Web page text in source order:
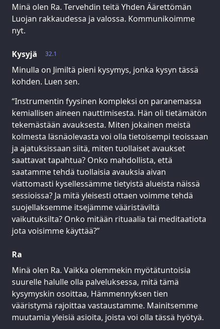
Minä olen Ra. Tervehdin teitä Yhden Äärettömän
Luojan rakkaudessa ja valossa. Kommunikoimme
nyt.
32.1
Kysyjä
Minulla on Jimiltä pieni kysymys, jonka kysyn tässä
kohden. Luen sen.
“Instrumentin fyysinen kompleksi on paranemassa
kemiallisen aineen nauttimisesta. Hän oli tietämätön
tekemästään avauksesta. Miten jokainen meistä
kolmesta läsnäolevasta voi olla tietoisempi teoissaan
ja ajatuksissaan siitä, miten tuollaiset avaukset
saattavat tapahtua? Onko mahdollista, että
saatamme tehdä tuollaisia avauksia aivan
viattomasti kysellessämme tietyistä alueista näissä
sessioissa? Ja mitä yleisesti ottaen voimme tehdä
suojellaksemme itsejämme vääristäviltä
vaikutuksilta? Onko mitään rituaalia tai meditaatiota
jota voisimme käyttää?”
Ra
Minä olen Ra. Vaikka olemmekin myötätuntoisia
suurelle halulle olla palveluksessa, mitä tämä
kysymyskin osoittaa, Hämmennyksen tien
vääristymä rajoittaa vastaustamme. Mainitsemme
muutamia yleisiä asioita, joista voi olla tässä hyötyä.